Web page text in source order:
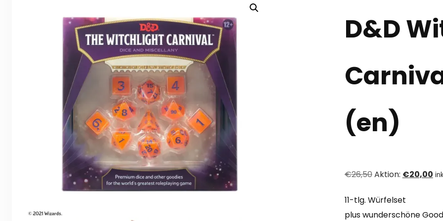
D&D
(en)
€26,50Ursprünglicher
war:
€26,50
Aktion: €20,00
11-tlg. Würfelset
plus wunderschöne